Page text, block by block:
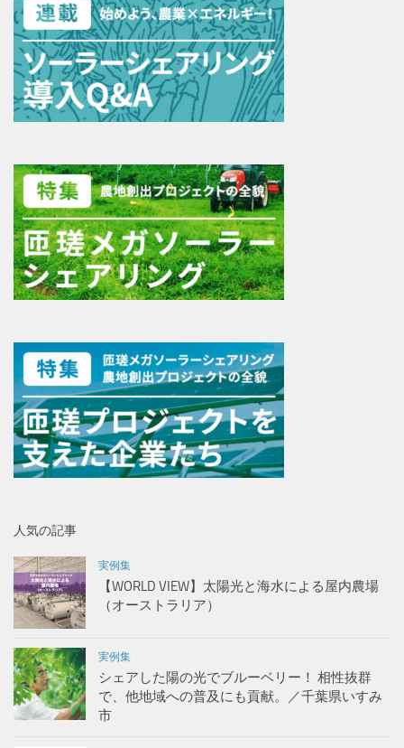
人気の記事
実例集
【WORLD VIEW】太陽光と海水による屋内農場
（オーストラリア）
実例集
シェアした陽の光でブルーベリー！ 相性抜群
で、他地域への普及にも貢献。／千葉県いすみ
市